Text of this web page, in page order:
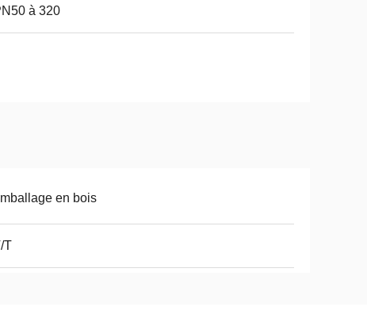
à 320
en bois
T